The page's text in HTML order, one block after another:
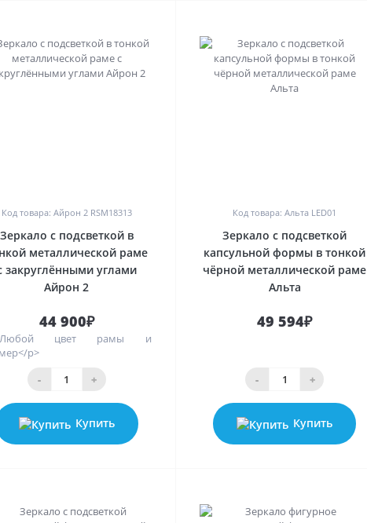
Код товара: Айрон 2 RSM18313
Зеркало с подсветкой в
металлической раме
закруглёнными углами
Айрон 2
44 900₽
цвет рамы и
p>
-
+
Купить
Код товара: Альта LED01
Зеркало с подсветкой
капсульной формы в тонкой
чёрной металлической раме
Альта
49 594₽
- +
Купить